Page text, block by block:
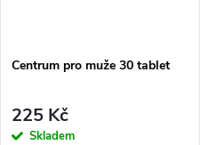
Centrum pro muže 30 tablet
225 Kč
Skladem